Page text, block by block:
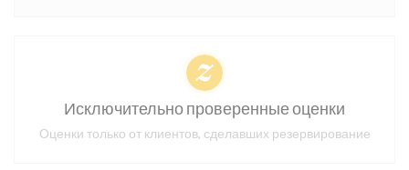
Исключительно проверенные оценки
Оценки только от клиентов, сделавших резервирование